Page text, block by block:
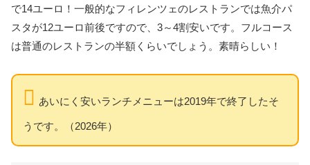
で14ユーロ！一般的なフィレンツェのレストランでは魚介パ
スタが12ユーロ前後ですので、3～4割安いです。フルコース
は普通のレストランの半額くらいでしょう。素晴らしい！
あいにく安いランチメニューは2019年で終了したそ
うです。（2026年）